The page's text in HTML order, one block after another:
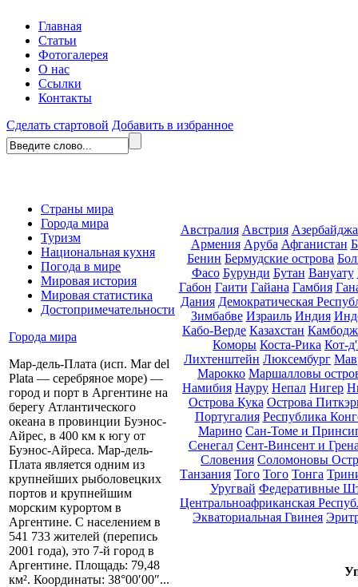
Главная
Статьи
Фотогалерея
О нас
Ссылки
Контакты
Сделать стартовой Добавить в избранное
Страны мира
Города мира
Туризм
Национальная кухня
Погода в мире
Мировая история
Мировая статистика
Достопримечательности
Города мира
Мар-дель-Плата (исп. Mar del
Plata — серебряное море) —
город и порт в Аргентине на
берегу Атлантического
океана в провинции Буэнос-
Айрес, в 400 км к югу от
Буэнос-Айреса. Мар-дель-
Плата является одним из
крупнейших рыболовецких
портов и крупнейшим
морским курортом в
Аргентине. С населением в
541 733 жителей (перепись
2001 года), это 7-й город в
Аргентине. Площадь: 79,48
км². Координаты: 38°00′00″...
Австралия Австрия
Армения Аруба Афганистан
Бенин Бермудские острова
Фасо Бурунди Бутан Вануату
Габон Гаити Гайана Гамбия
Дания Демократическая
Зимбабве Израиль Индия
Кабо-Верде Казахстан
Коморы Коста-Рика Кот-
Лихтенштейн Люксембург
Марокко Маршалловы
Намибия Науру Непал Нигер
Острова Кука Острова
Португалия Республика
Марино Сан-Томе и
Сенегал Сент-Винсент и
Словения Соломоновы
Танзания Того Того Тонга
Уругвай Федеративные
Центральноафриканская
Экваториальная Гвинея